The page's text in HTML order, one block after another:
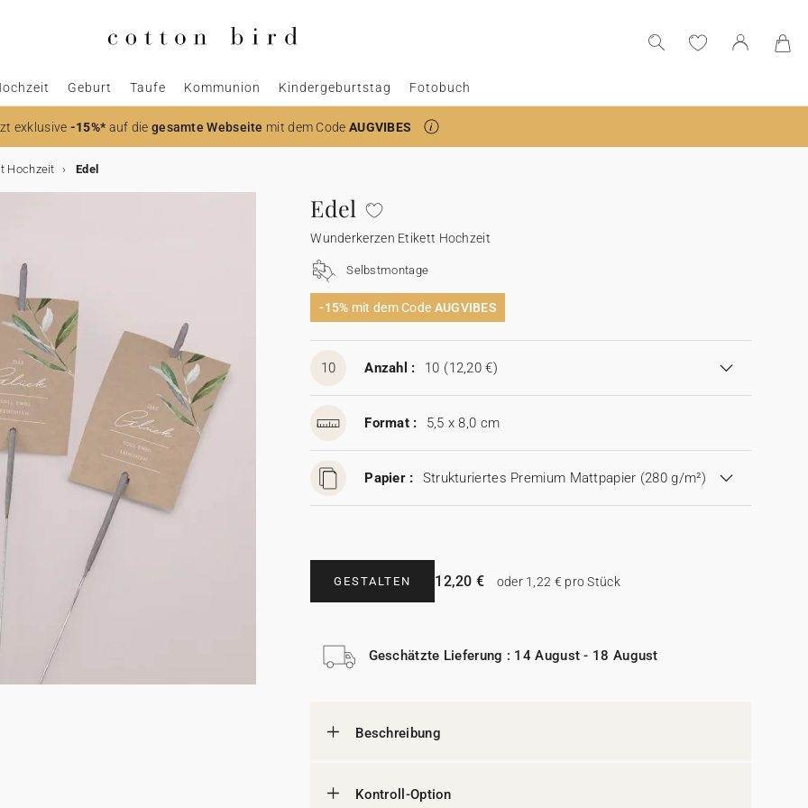
Geburt Taufe Kommunion Kindergeburtstag Fotobuch
exklusive -15%*auf die gesamte Webseite mit dem Code AUGVIBES
Hochzeit Edel
Edel
Wunderkerzen Etikett Hochzeit
Selbstmontage
-15% mit dem Code AUGVIBES
10 Anzahl : 10 (12,20 €)
Format : 5,5 x 8,0 cm
Papier : Strukturiertes Premium Mattpapier (280 g/m²)
GESTALTEN 12,20 € oder 1,22 € pro Stück
Geschätzte Lieferung : 14 August - 18 August
Beschreibung
Kontroll-Option